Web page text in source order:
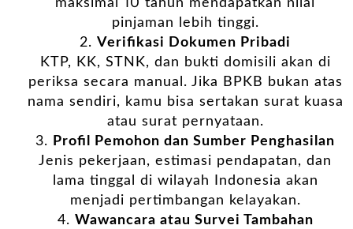
maksimal 10 tahun mendapatkan nilai
pinjaman lebih tinggi.
Verifikasi Dokumen Pribadi
KTP, KK, STNK, dan bukti domisili akan di
periksa secara manual. Jika BPKB bukan atas
nama sendiri, kamu bisa sertakan surat kuasa
atau surat pernyataan.
Profil Pemohon dan Sumber Penghasilan
Jenis pekerjaan, estimasi pendapatan, dan
lama tinggal di wilayah Indonesia akan
menjadi pertimbangan kelayakan.
Wawancara atau Survei Tambahan